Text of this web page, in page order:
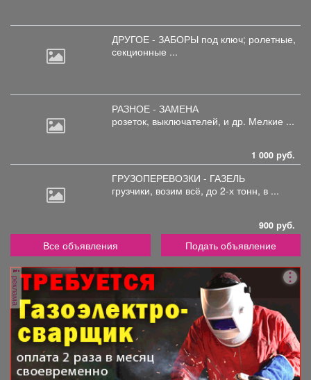
ДРУГОЕ - ЗАБОРЫ под ключ; ролетные,
секционные ...
РАЗНОЕ - ЗАМЕНА
розеток, выключателей, и др. Мелкие ...
1 000 руб.
ГРУЗОПЕРЕВОЗКИ - ГАЗЕЛЬ
грузчики, возим всё, до 2-х тонн, в ...
900 руб.
Все объявления Подать объявление
реклама